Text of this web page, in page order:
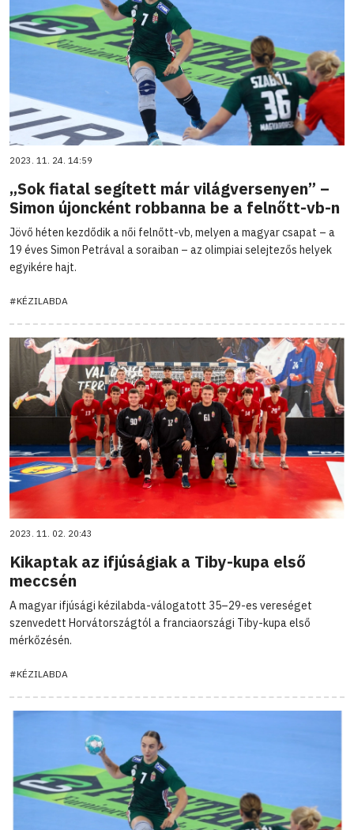
2023. 11. 24. 14:59
„Sok fiatal segített már világversenyen” –
Simon újoncként robbanna be a felnőtt-vb-n
Jövő héten kezdődik a női felnőtt-vb, melyen a magyar csapat – a
19 éves Simon Petrával a soraiban – az olimpiai selejtezős helyek
egyikére hajt.
#KÉZILABDA
2023. 11. 02. 20:43
Kikaptak az ifjúságiak a Tiby-kupa első
meccsén
A magyar ifjúsági kézilabda-válogatott 35–29-es vereséget
szenvedett Horvátországtól a franciaországi Tiby-kupa első
mérkőzésén.
#KÉZILABDA